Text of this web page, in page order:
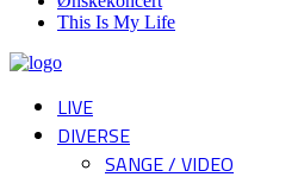
This Is My Life
LIVE
DIVERSE
SANGE / VIDEO